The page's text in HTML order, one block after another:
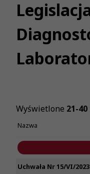
Wyświetlone 21-40
Nazwa
Uchwała Nr 15/VI/2023